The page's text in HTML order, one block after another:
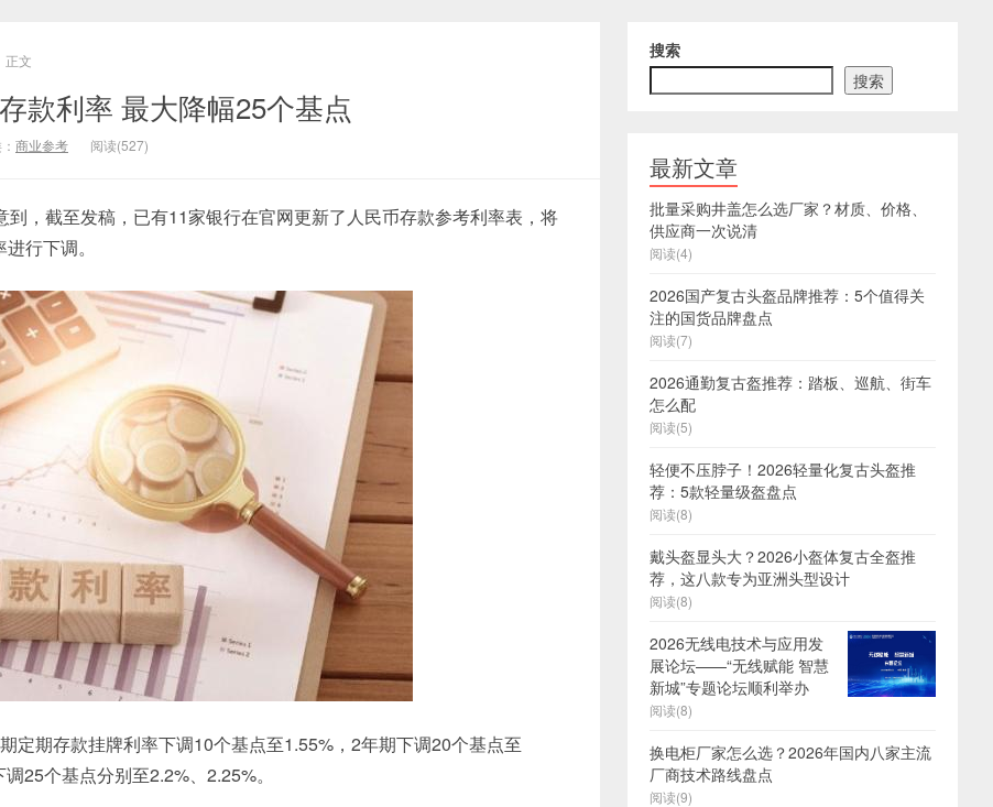
正文
款利率 最大降幅25个基点
商业参考 阅读(527)
到，截至发稿，已有11家银行在官网更新了人民币存款参考利率表，将
行下调。
定期存款挂牌利率下调10个基点至1.55%，2年期下调20个基点至
25个基点分别至2.2%、2.25%。
搜索
搜索
最新文章
批量采购井盖怎么选厂家？材质、价格、
供应商一次说清
阅读(4)
2026国产复古头盔品牌推荐：5个值得关
注的国货品牌盘点
阅读(7)
2026通勤复古盔推荐：踏板、巡航、街车
怎么配
阅读(5)
轻便不压脖子！2026轻量化复古头盔推
荐：5款轻量级盔盘点
阅读(8)
戴头盔显头大？2026小盔体复古全盔推
荐，这八款专为亚洲头型设计
阅读(8)
2026无线电技术与应用发
展论坛——“无线赋能 智慧
新城”专题论坛顺利举办
阅读(8)
换电柜厂家怎么选？2026年国内八家主流
厂商技术路线盘点
阅读(9)